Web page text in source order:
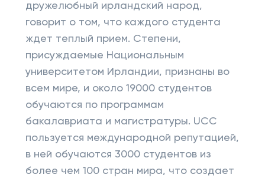
дружелюбный ирландский народ,
говорит о том, что каждого студента
ждет теплый прием. Степени,
присуждаемые Национальным
университетом Ирландии, признаны во
всем мире, и около 19000 студентов
обучаются по программам
бакалавриата и магистратуры. UCC
пользуется международной репутацией,
в ней обучаются 3000 студентов из
более чем 100 стран мира, что создает